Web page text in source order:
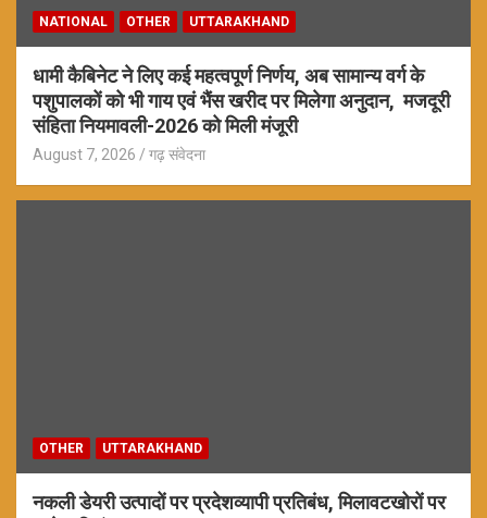
NATIONAL OTHER UTTARAKHAND
धामी कैबिनेट ने लिए कई महत्वपूर्ण निर्णय, अब सामान्य वर्ग के
पशुपालकों को भी गाय एवं भैंस खरीद पर मिलेगा अनुदान, मजदूरी
संहिता नियमावली-2026 को मिली मंजूरी
August 7, 2026 गढ़ संवेदना
OTHER UTTARAKHAND
नकली डेयरी उत्पादों पर प्रदेशव्यापी प्रतिबंध, मिलावटखोरों पर